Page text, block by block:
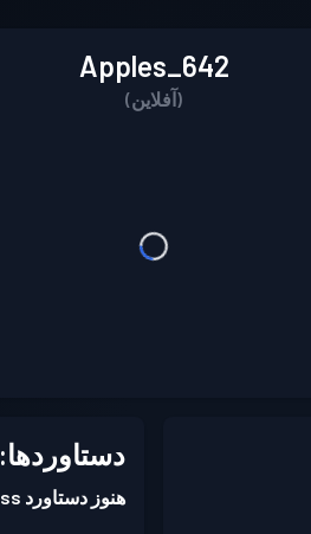
Apples_642
(آفلاین)
دستاوردها:
هنوز دستاورد battle pass ندارید!